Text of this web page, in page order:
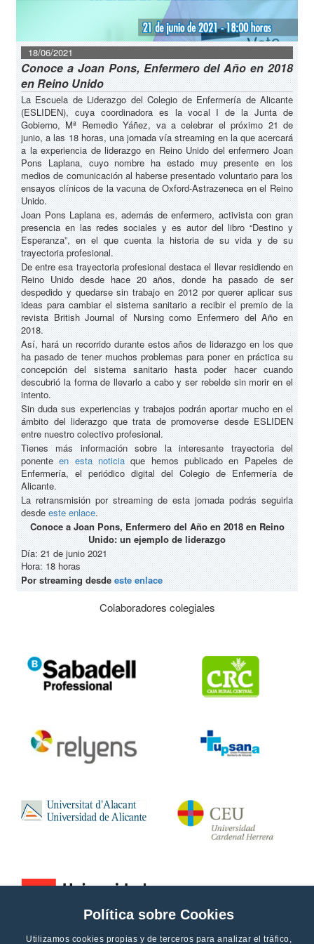
Política sobre Cookies
Utilizamos cookies propias y de terceros para analizar el tráfico,
18/06/2021
Conoce a Joan Pons, Enfermero del Año en 2018
en Reino Unido
La Escuela de Liderazgo del Colegio de Enfermería de Alicante
(ESLIDEN), cuya coordinadora es la vocal I de la Junta de
Gobierno, Mª Remedio Yáñez, va a celebrar el próximo 21 de
junio, a las 18 horas, una jornada vía streaming en la que acercará
a la experiencia de liderazgo en Reino Unido del enfermero Joan
Pons Laplana, cuyo nombre ha estado muy presente en los
medios de comunicación al haberse presentado voluntario para los
ensayos clínicos de la vacuna de Oxford-Astrazeneca en el Reino
Unido.
Joan Pons Laplana es, además de enfermero, activista con gran
presencia en las redes sociales y es autor del libro “Destino y
Esperanza”, en el que cuenta la historia de su vida y de su
trayectoria profesional.
De entre esa trayectoria profesional destaca el llevar residiendo en
Reino Unido desde hace 20 años, donde ha pasado de ser
despedido y quedarse sin trabajo en 2012 por querer aplicar sus
ideas para cambiar el sistema sanitario a recibir el premio de la
revista British Journal of Nursing como Enfermero del Año en
2018.
Así, hará un recorrido durante estos años de liderazgo en los que
ha pasado de tener muchos problemas para poner en práctica su
concepción del sistema sanitario hasta poder hacer cuando
descubrió la forma de llevarlo a cabo y ser rebelde sin morir en el
intento.
Sin duda sus experiencias y trabajos podrán aportar mucho en el
ámbito del liderazgo que trata de promoverse desde ESLIDEN
entre nuestro colectivo profesional.
Tienes más información sobre la interesante trayectoria del
ponenteen esta noticia que hemos publicado en Papeles de
Enfermería, el periódico digital del Colegio de Enfermería de
Alicante.
La retransmisión por streaming de esta jornada podrás seguirla
desde este enlace.
Conoce a Joan Pons, Enfermero del Año en 2018 en Reino
Unido: un ejemplo de liderazgo
Día: 21 de junio 2021
Hora: 18 horas
Por streaming desde este enlace
Colaboradores colegiales